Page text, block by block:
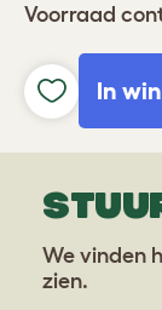
Voorraad
In
We vinden
zien.